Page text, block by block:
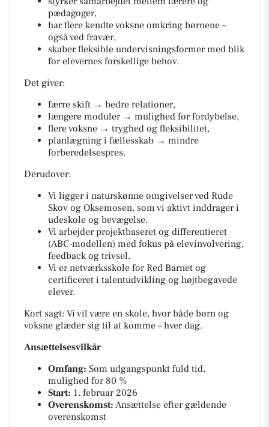
pædagoger,
har flere kendte voksne omkring børnene –
også ved fravær,
skaber fleksible undervisningsformer med blik
for elevernes forskellige behov.
Det giver:
færre skift → bedre relationer,
længere moduler → mulighed for fordybelse,
flere voksne → tryghed og fleksibilitet,
planlægning i fællesskab → mindre
forberedelsespres.
Derudover:
Vi ligger i naturskønne omgivelser ved Rude
Skov og Oksemosen, som vi aktivt inddrager i
udeskole og bevægelse.
Vi arbejder projektbaseret og differentieret
(ABC-modellen) med fokus på elevinvolvering,
feedback og trivsel.
Vi er netværksskole for Red Barnet og
certificeret i talentudvikling og højtbegavede
elever.
Kort sagt: Vi vil være en skole, hvor både børn og
voksne glæder sig til at komme – hver dag.
Ansættelsesvilkår
Omfang: Som udgangspunkt fuld tid,
mulighed for 80 %
Start: 1. februar 2026
Overenskomst: Ansættelse efter gældende
overenskomst